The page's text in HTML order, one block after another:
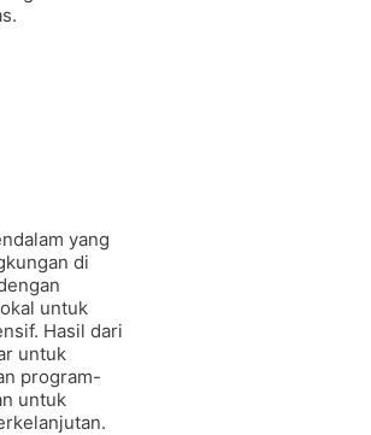
yang
di
untuk
Hasil dari
untuk
program-
untuk